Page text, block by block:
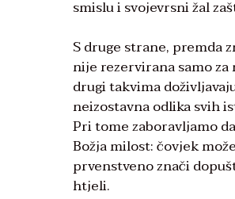
smislu i svojevrsni žal
S druge strane, premda
nije rezervirana samo za
drugi takvima
neizostavna odlika svih
Pri tome zaboravljamo
Božja milost: čovjek
prvenstveno znači
htjeli.